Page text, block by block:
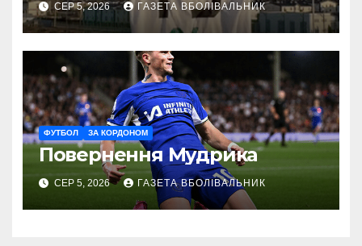
СЕР 5, 2026 ГАЗЕТА ВБОЛІВАЛЬНИК
ФУТБОЛ ЗА КОРДОНОМ
Повернення Мудрика
СЕР 5, 2026 ГАЗЕТА ВБОЛІВАЛЬНИК